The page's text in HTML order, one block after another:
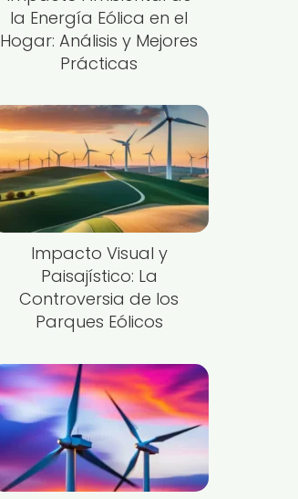
la Energía Eólica en el
Hogar: Análisis y Mejores
Prácticas
Impacto Visual y
Paisajístico: La
Controversia de los
Parques Eólicos